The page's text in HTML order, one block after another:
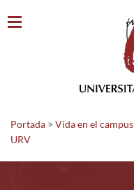
Portada > Vida en el campus
URV